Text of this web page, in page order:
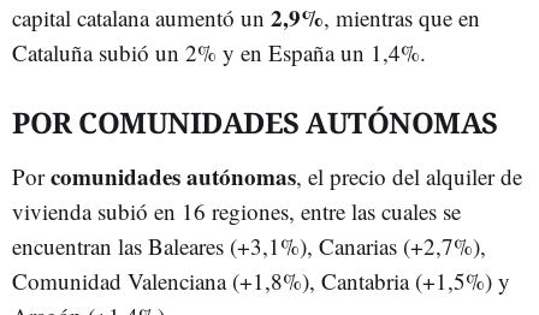
capital catalana aumentó un 2,9%, mientras que en
Cataluña subió un 2% y en España un 1,4%.
POR COMUNIDADES AUTÓNOMAS
Porcomunidadesautónomas, el precio del alquiler de
vivienda subió en 16 regiones, entre las cuales se
encuentran las Baleares (+3,1%), Canarias (+2,7%),
Comunidad Valenciana (+1,8%), Cantabria (+1,5%) y